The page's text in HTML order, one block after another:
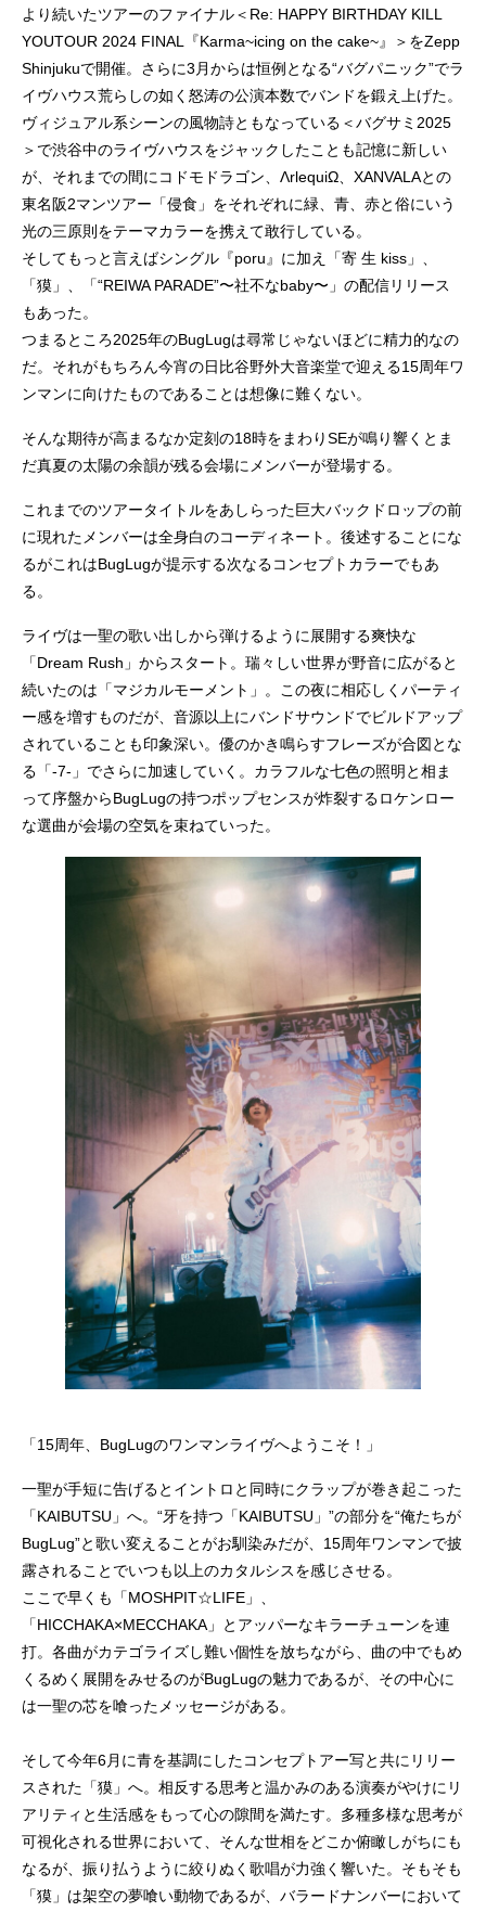
より続いたツアーのファイナル＜Re: HAPPY BIRTHDAY KILL
YOUTOUR 2024 FINAL『Karma~icing on the cake~』＞をZepp
Shinjukuで開催。さらに3月からは恒例となる“バグパニック”でラ
イヴハウス荒らしの如く怒涛の公演本数でバンドを鍛え上げた。
ヴィジュアル系シーンの風物詩ともなっている＜バグサミ2025
＞で渋谷中のライヴハウスをジャックしたことも記憶に新しい
が、それまでの間にコドモドラゴン、ΛrlequiΩ、XANVALAとの
東名阪2マンツアー「侵食」をそれぞれに緑、青、赤と俗にいう
光の三原則をテーマカラーを携えて敢行している。
そしてもっと言えばシングル『poru』に加え「寄 生 kiss」、
「獏」、「“REIWA PARADE”〜社不なbaby〜」の配信リリース
もあった。
つまるところ2025年のBugLugは尋常じゃないほどに精力的なの
だ。それがもちろん今宵の日比谷野外大音楽堂で迎える15周年ワ
ンマンに向けたものであることは想像に難くない。
そんな期待が高まるなか定刻の18時をまわりSEが鳴り響くとま
だ真夏の太陽の余韻が残る会場にメンバーが登場する。
これまでのツアータイトルをあしらった巨大バックドロップの前
に現れたメンバーは全身白のコーディネート。後述することにな
るがこれはBugLugが提示する次なるコンセプトカラーでもあ
る。
ライヴは一聖の歌い出しから弾けるように展開する爽快な
「Dream Rush」からスタート。瑞々しい世界が野音に広がると
続いたのは「マジカルモーメント」。この夜に相応しくパーティ
ー感を増すものだが、音源以上にバンドサウンドでビルドアップ
されていることも印象深い。優のかき鳴らすフレーズが合図とな
る「-7-」でさらに加速していく。カラフルな七色の照明と相ま
って序盤からBugLugの持つポップセンスが炸裂するロケンロー
な選曲が会場の空気を束ねていった。
「15周年、BugLugのワンマンライヴへようこそ！」
一聖が手短に告げるとイントロと同時にクラップが巻き起こった
「KAIBUTSU」へ。“牙を持つ「KAIBUTSU」”の部分を“俺たちが
BugLug”と歌い変えることがお馴染みだが、15周年ワンマンで披
露されることでいつも以上のカタルシスを感じさせる。
ここで早くも「MOSHPIT☆LIFE」、
「HICCHAKA×MECCHAKA」とアッパーなキラーチューンを連
打。各曲がカテゴライズし難い個性を放ちながら、曲の中でもめ
くるめく展開をみせるのがBugLugの魅力であるが、その中心に
は一聖の芯を喰ったメッセージがある。
そして今年6月に青を基調にしたコンセプトアー写と共にリリー
スされた「獏」へ。相反する思考と温かみのある演奏がやけにリ
アリティと生活感をもって心の隙間を満たす。多種多様な思考が
可視化される世界において、そんな世相をどこか俯瞰しがちにも
なるが、振り払うように絞りぬく歌唱が力強く響いた。そもそも
「獏」は架空の夢喰い動物であるが、バラードナンバーにおいて